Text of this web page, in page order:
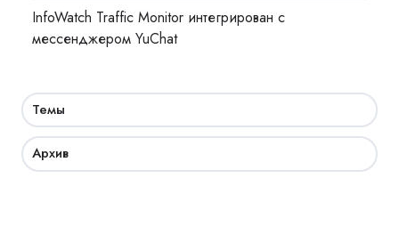
InfoWatch Traffic Monitor интегрирован с
мессенджером YuChat
Темы
Архив